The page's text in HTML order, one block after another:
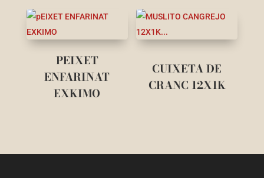
PEIXET
ENFARINAT
EXKIMO
CUIXETA DE
CRANC 12X1K